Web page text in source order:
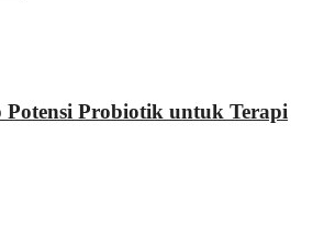
Potensi Probiotik untuk Terapi